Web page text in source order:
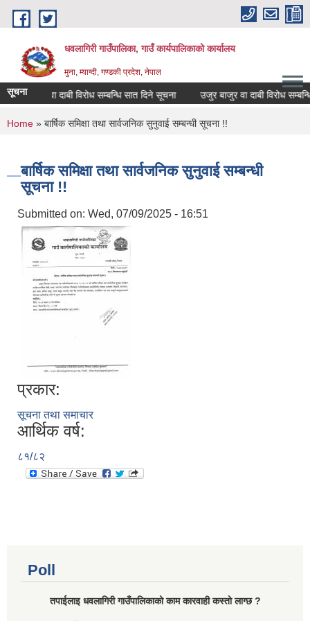
Skip to main content
धवलागिरी गाउँपालिका, गाउँ कार्यपालिकाको कार्यालय
मुना, म्याग्दी, गण्डकी प्रदेश, नेपाल
सूचना
बाजुर वा दाबी विरोध सम्बन्धि सात दिने सूचना उजुर बाजुर वा दाबी विरोध सम्बन्धि
You are here
Home » बार्षिक समिक्षा तथा सार्वजनिक सुनुवाई सम्बन्धी सूचना !!
बार्षिक समिक्षा तथा सार्वजनिक सुनुवाई सम्बन्धी
सूचना !!
Submitted on: Wed, 07/09/2025 - 16:51
प्रकार:
सूचना तथा समाचार
आर्थिक वर्ष:
८१/८२
Poll
तपाईलाइ धवलागिरी गाउँपालिकाको काम कारवाही कस्तो लाग्छ ?